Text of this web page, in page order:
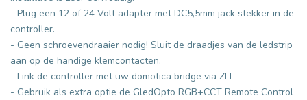
- Plug een 12 of 24 Volt adapter met DC5,5mm jack stekker in de
controller.
- Geen schroevendraaier nodig! Sluit de draadjes van de ledstrip
aan op de handige klemcontacten.
- Link de controller met uw domotica bridge via ZLL
- Gebruik als extra optie de GledOpto RGB+CCT Remote Control